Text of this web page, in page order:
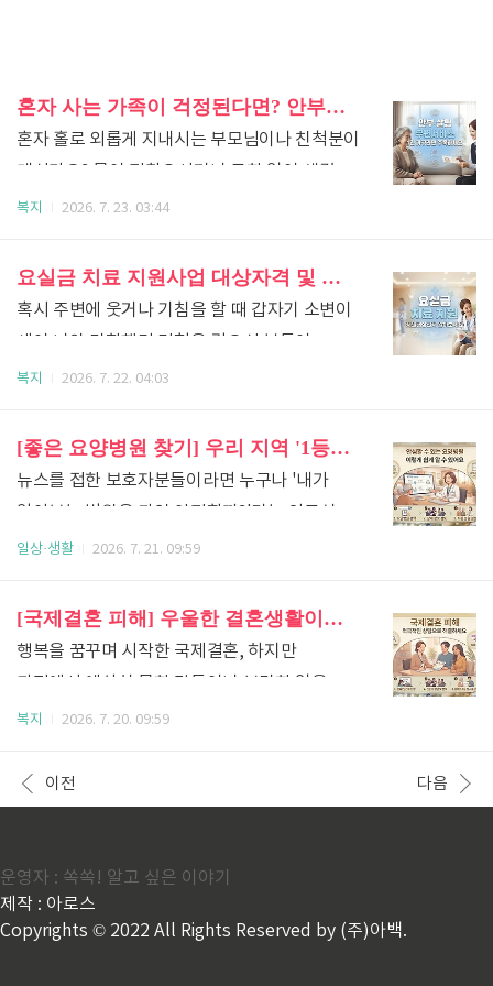
혼자 사는 가족이 걱정된다면? 안부살핌 우편서비스 사업 신청 방법과 혜택
혼자 홀로 외롭게 지내시는 부모님이나 친척분이
계신가요? 몸이 편찮으시거나 급한 일이 생겼을
때 옆에서 바로 챙겨드리지 못해 늘 마음
겁니다. 매일 찾아뵙고 안부를 여쭙고 싶지만
바쁜 살림과 일상 때문에 그마저도 쉽지 않은
것이 현실이지요.그런 걱정을 덜어드리기 위해
안부살핌 우편서비스 사업의 내용부터 대상,
그리고 신청하는 방법까지 아주 쉽게 정리해
무엇인가요?우체국 집배원은 우리 동네
우체국의 특장점을 살려, 홀로 사는 어르신이나..
복지 2026. 7. 23. 03:44
요실금 치료 지원사업 대상자격 및 신청방법 총정리(2026년)
혹시 주변에 웃거나 기침을 할 때 갑자기 소변이
새어 나와 당황했던 경험을 겪으신 분들이
계신가요? 민망하고 부끄럽다는 이유로
많습니다. 하지만 이는 나이가 들면서
자연스럽게 찾아오는 신체 변화 중 하나일 때가
많으니 절대 혼자서 속상해하지 마세요.게다가
포스팅에서는 요실금 치료 지원사업의 대상부터
혜택, 그리고 신청 방법까지 아주 쉽게 정리해
무엇인가요?요실금은 본인의 의사와 상관없이
불편을 줍니다. 하지만 수술이나 치료를
복지 2026. 7. 22. 04:03
[좋은 요양병원 찾기] 우리 지역 '1등급 요양병원' 고르는 4가지 핵심 팁
뉴스를 접한 보호자분들이라면 누구나 '내가
알아보는 병원은 과연 안전할까?'라는 의구심을
품게 될 것입니다. 안타까운 사건들이
위생과 안전을 철저히 관리하는 진짜 우수
병원을 찾는 기준이 명확해야 합니다. 오늘은
불안을 잠재우고 내 가족을 안심하고 맡길 수
돌봄의 공백에서 비롯되었습니다. 환자의 신체
있는지 반드시 점검해야 합니다.욕창 및 청결
관리 주기: 거동이 불편한 환자는 스스로
움직이지 못해 욕창이나 피부 질환에
일상·생활 2026. 7. 21. 09:59
[국제결혼 피해] 우울한 결혼생활이신가요? 국제결혼 피해 대처와 권리 구제 가이드
행복을 꿈꾸며 시작한 국제결혼, 하지만
과정에서 예상치 못한 갈등이나 부당한 일을
겪고 계신가요? 피해 사실을 인지했을 때 어떻게
실질적인 대응 방법을 정리해 드립니다.국제결혼
과정에서 발생하는 피해는 법적, 문화적 차이로
하지만 당황하지 않고 올바른 절차를 따라
대처한다면 소중한 권리를 되찾고 피해를
최소화할 수 있습니다. 이미 피해를 입었거나
복지 2026. 7. 20. 09:59
이전 다음
운영자 : 쏙쏙! 알고 싶은 이야기
제작 : 아로스
Copyrights © 2022 All Rights Reserved by (주)아백.